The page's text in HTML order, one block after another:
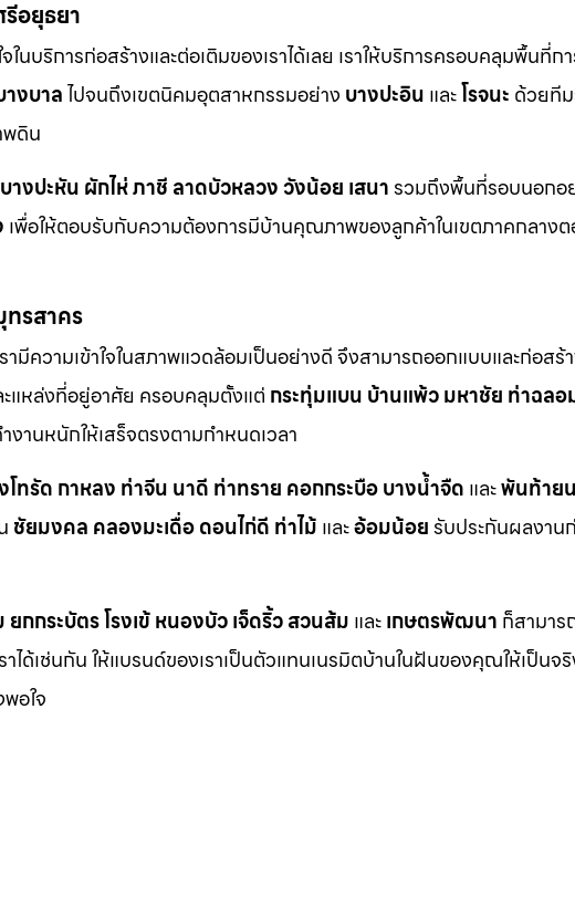
อยุธยา
ในบริการก่อสร้างและต่อเติมของเราได้เลย เราให้บริการครอบคลุมพื้นที่ก
างบาลไปจนถึงเขตนิคมอุตสาหกรรมอย่าง บางปะอิน และโรจนะ ด้วยที
พดิน
บางปะหัน ผักไห่ภาชี ลาดบัวหลวงวังน้อย เสนารวมถึงพื้นที่รอบนอกอ
เพื่อให้ตอบรับกับความต้องการมีบ้านคุณภาพของลูกค้าในเขตภาคกลาง
รสาคร
ามีความเข้าใจในสภาพแวดล้อมเป็นอย่างดี จึงสามารถออกแบบและก่อสร้
ะแหล่งที่อยู่อาศัย ครอบคลุมตั้งแต่ กระทุ่มแบน บ้านแพ้วมหาชัย ท่าฉลอ
านหนักให้เสร็จตรงตามกำหนดเวลา
โทรัด กาหลง ท่าจีน นาดี ท่าทราย คอกกระบือบางน้ำจืด และพันท้าย
ชัยมงคล คลองมะเดื่อดอนไก่ดี ท่าไม้ และอ้อมน้อยรับประกันผลงาน
ยกกระบัตรโรงเข้หนองบัวเจ็ดริ้วสวนส้ม และเกษตรพัฒนา ก็สามาร
ได้เช่นกัน ให้แบรนด์ของเราเป็นตัวแทนเนรมิตบ้านในฝันของคุณให้เป็นจ
อใจ